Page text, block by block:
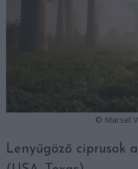
© Marsel
Lenyűgöző ciprusok